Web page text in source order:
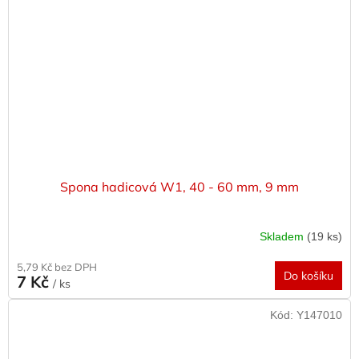
Spona hadicová W1, 40 - 60 mm, 9 mm
Skladem (19 ks)
5,79 Kč bez DPH
7 Kč / ks
Do košíku
Kód: Y147010